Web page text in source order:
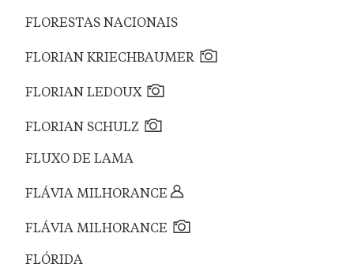
FLORESTAS NACIONAIS
FLORIAN KRIECHBAUMER
FLORIAN LEDOUX
FLORIAN SCHULZ
FLUXO DE LAMA
FLÁVIA MILHORANCE
FLÁVIA MILHORANCE
FLÓRIDA